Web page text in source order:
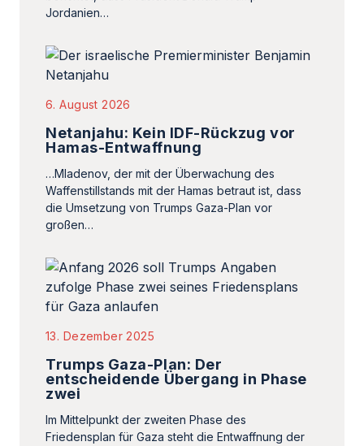
Jordanien…
6. August 2026
Netanjahu: Kein IDF-Rückzug vor
Hamas-Entwaffnung
…Mladenov, der mit der Überwachung des
Waffenstillstands mit der Hamas betraut ist, dass
die Umsetzung von Trumps Gaza-Plan vor
großen…
13. Dezember 2025
Trumps Gaza-Plan: Der
entscheidende Übergang in Phase
zwei
Im Mittelpunkt der zweiten Phase des
Friedensplan für Gaza steht die Entwaffnung der